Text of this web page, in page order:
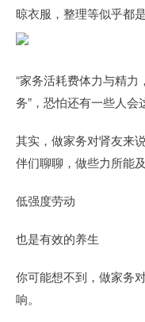
晾衣服，整理等似乎都
“家务活耗费体力与精
务”，恐怕还有一些人会
其实，做家务对肾友来
伴们聊聊，做些力所能
低强度劳动
也是有效的养生
你可能想不到，做家务
响。